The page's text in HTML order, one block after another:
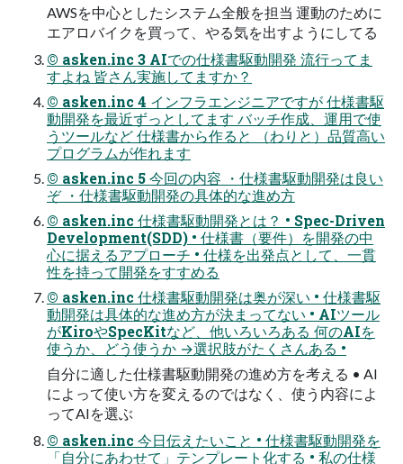
AWSを中心としたシステム全般を担当 運動のために
エアロバイクを買って、やる気を出すようにしてる
© asken.inc 3 AIでの仕様書駆動開発 流行ってま
すよね 皆さん実施してますか？
© asken.inc 4 インフラエンジニアですが 仕様書駆
動開発を最近ずっとしてます バッチ作成、運用で使
うツールなど 仕様書から作ると （わりと）品質高い
プログラムが作れます
© asken.inc 5 今回の内容 ・仕様書駆動開発は良い
ぞ ・仕様書駆動開発の具体的な進め方
© asken.inc 仕様書駆動開発とは？ • Spec-Driven
Development(SDD) • 仕様書（要件）を開発の中
心に据えるアプローチ • 仕様を出発点として、一貫
性を持って開発をすすめる
© asken.inc 仕様書駆動開発は奥が深い • 仕様書駆
動開発は具体的な進め方が決まってない • AIツール
がKiroやSpecKitなど、他いろいろある 何のAIを
使うか、どう使うか →選択肢がたくさんある •
自分に適した仕様書駆動開発の進め方を考える • AI
によって使い方を変えるのではなく、使う内容によ
ってAIを選ぶ
© asken.inc 今日伝えたいこと • 仕様書駆動開発を
「自分にあわせて」テンプレート化する • 私の仕様